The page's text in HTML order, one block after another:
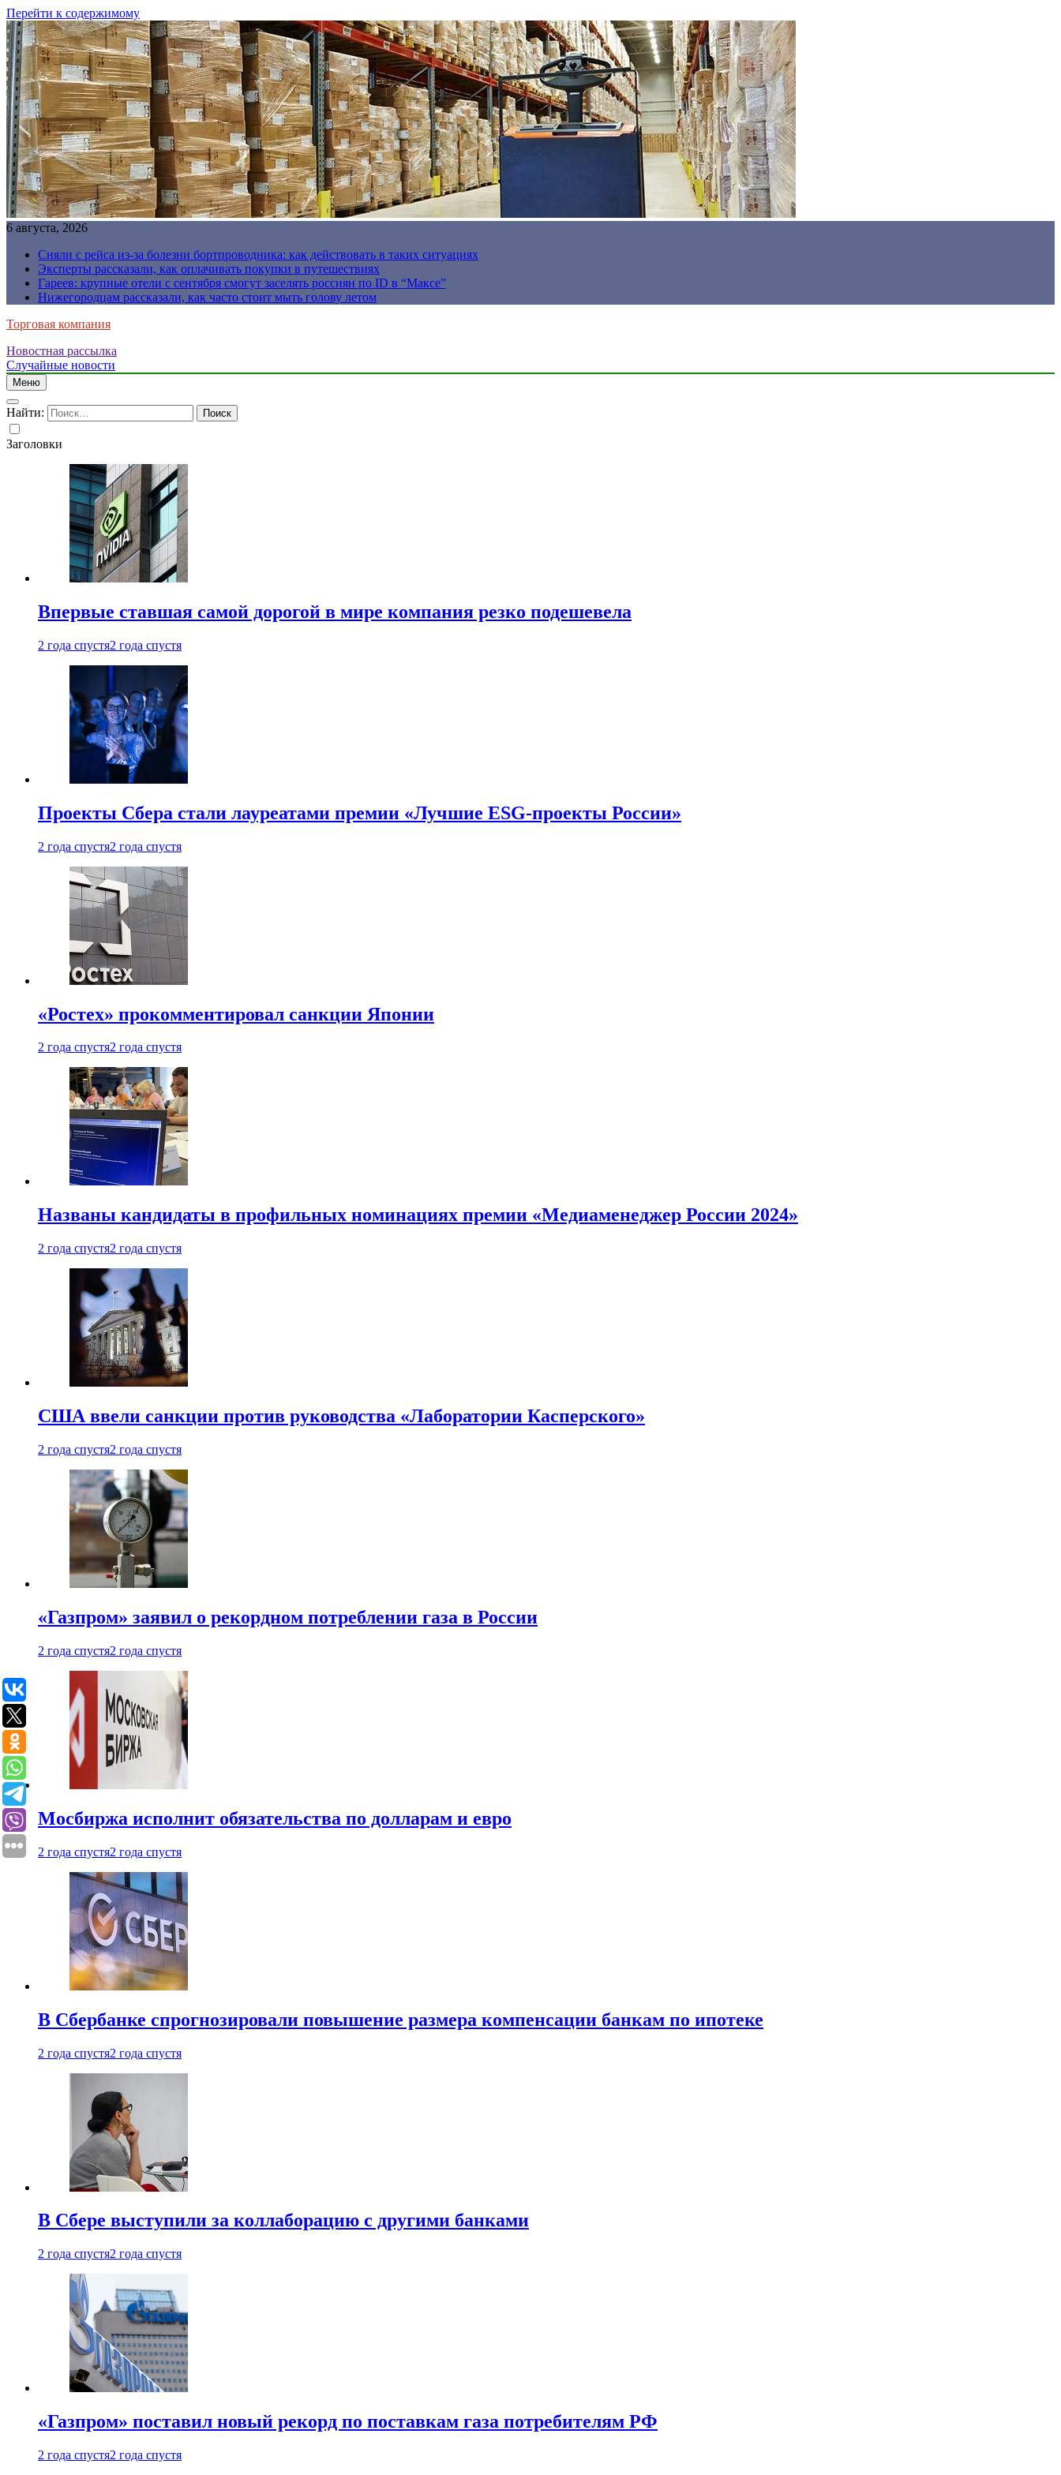
Перейти к содержимому
6 августа, 2026
Сняли с рейса из-за болезни бортпроводника: как действовать в таких ситуациях
Эксперты рассказали, как оплачивать покупки в путешествиях
Гареев: крупные отели с сентября смогут заселять россиян по ID в “Максе”
Нижегородцам рассказали, как часто стоит мыть голову летом
Торговая компания
Новостная рассылка
Случайные новости
Меню
Найти:
Заголовки
Впервые ставшая самой дорогой в мире компания резко подешевела
2 года спустя2 года спустя
Проекты Сбера стали лауреатами премии «Лучшие ESG-проекты России»
2 года спустя2 года спустя
«Ростех» прокомментировал санкции Японии
2 года спустя2 года спустя
Названы кандидаты в профильных номинациях премии «Медиаменеджер России 2024»
2 года спустя2 года спустя
США ввели санкции против руководства «Лаборатории Касперского»
2 года спустя2 года спустя
«Газпром» заявил о рекордном потреблении газа в России
2 года спустя2 года спустя
Мосбиржа исполнит обязательства по долларам и евро
2 года спустя2 года спустя
В Сбербанке спрогнозировали повышение размера компенсации банкам по ипотеке
2 года спустя2 года спустя
В Сбере выступили за коллаборацию с другими банками
2 года спустя2 года спустя
«Газпром» поставил новый рекорд по поставкам газа потребителям РФ
2 года спустя2 года спустя